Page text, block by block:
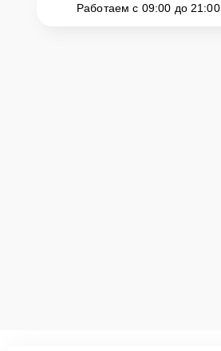
Работаем с 09:00 до 21:00